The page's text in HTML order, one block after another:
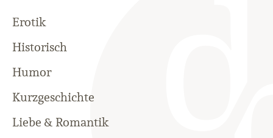
Erotik
Historisch
Humor
Kurzgeschichte
Liebe & Romantik